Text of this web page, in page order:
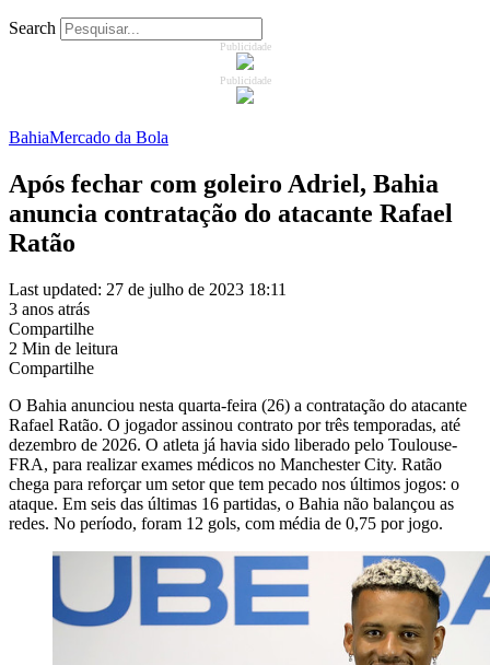
Search
Publicidade
Publicidade
BahiaMercado da Bola
Após fechar com goleiro Adriel, Bahia
anuncia contratação do atacante Rafael
Ratão
Last updated: 27 de julho de 2023 18:11
3 anos atrás
Compartilhe
2 Min de leitura
Compartilhe
O Bahia anunciou nesta quarta-feira (26) a contratação do atacante
Rafael Ratão. O jogador assinou contrato por três temporadas, até
dezembro de 2026. O atleta já havia sido liberado pelo Toulouse-
FRA, para realizar exames médicos no Manchester City. Ratão
chega para reforçar um setor que tem pecado nos últimos jogos: o
ataque. Em seis das últimas 16 partidas, o Bahia não balançou as
redes. No período, foram 12 gols, com média de 0,75 por jogo.